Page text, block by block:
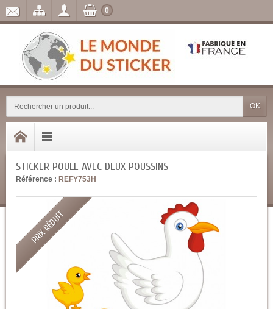
OK
0
STICKER POULE AVEC DEUX POUSSINS
Référence : REFY753H
PRIX RÉDUIT